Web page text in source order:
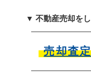
▼ 不動産売却を
売却査